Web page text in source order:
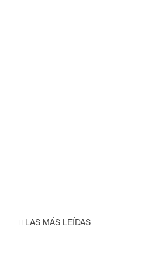
LAS MÁS LEÍDAS